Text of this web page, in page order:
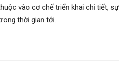
vào cơ chế triển khai chi tiết, sự
thời gian tới.